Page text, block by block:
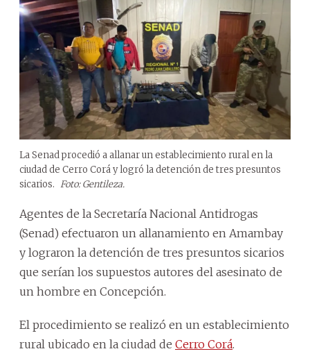
La Senad procedió a allanar un establecimiento rural en la
ciudad de Cerro Corá y logró la detención de tres presuntos
sicarios. Foto: Gentileza.
Agentes de la Secretaría Nacional Antidrogas
(Senad) efectuaron un allanamiento en Amambay
y lograron la detención de tres presuntos sicarios
que serían los supuestos autores del asesinato de
un hombre en Concepción.
El procedimiento se realizó en un establecimiento
rural ubicado en la ciudad de Cerro Corá.